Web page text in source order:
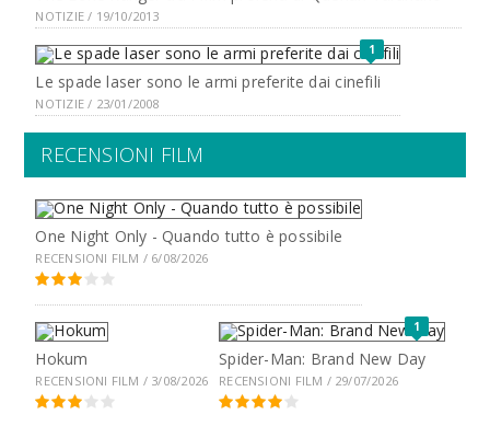
NOTIZIE / 19/10/2013
1
Le spade laser sono le armi preferite dai cinefili
NOTIZIE / 23/01/2008
RECENSIONI FILM
One Night Only - Quando tutto è possibile
RECENSIONI FILM / 6/08/2026
Hokum
RECENSIONI FILM / 3/08/2026
1
Spider-Man: Brand New Day
RECENSIONI FILM / 29/07/2026